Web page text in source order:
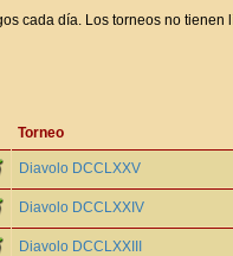
cada día. Los torneos no
Torneo
Diavolo DCCLXXV
Diavolo DCCLXXIV
Diavolo DCCLXXIII